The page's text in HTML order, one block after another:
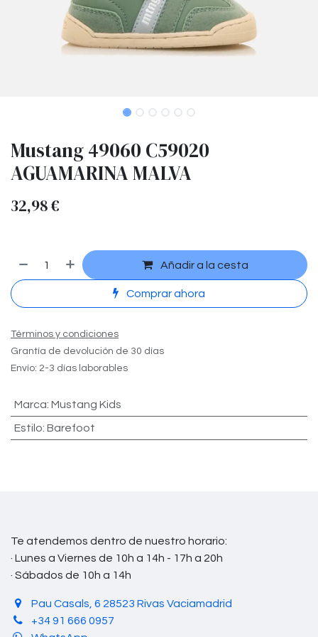
Mustang 49060 C59020
AGUAMARINA MALVA
32,98€
Añadir a la cesta
Comprar ahora
Términos y condiciones
Grantía de devolución de 30 días
Envío: 2-3 días laborables
Marca: Mustang Kids
Estilo: Barefoot
Te atendemos dentro de nuestro horario:
· Lunes a Viernes de 10h a 14h - 17h a 20h
· Sábados de 10h a 14h
Pau Casals, 6 28523 Rivas Vaciamadrid
+34 91 666 0957